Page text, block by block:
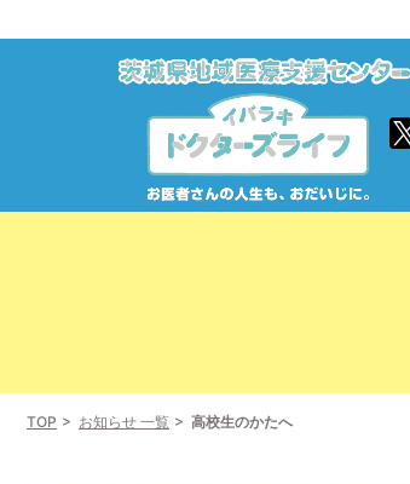
TOP お知らせ 一覧 高校生のかたへ